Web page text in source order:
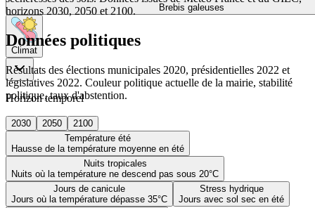
Brebis galeuses
Climat
Horizon temporel
2030 2050
2100
Température été
Hausse de la température moyenne en été
Nuits tropicales
Nuits où la température ne descend pas sous 20°C
Jours de canicule
Jours où la température dépasse 35°C
Stress hydrique
Jours avec sol sec en été
horizons 2030, 2050 et 2100.
Données politiques
Résultats des élections municipales 2020, présidentielles 2022 et
législatives 2022. Couleur politique actuelle de la mairie, stabilité
politique, taux d'abstention.